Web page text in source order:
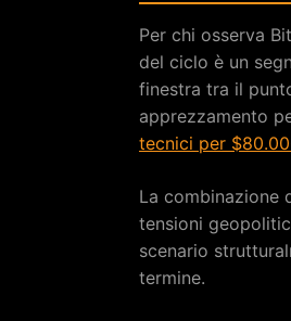
Per chi osserva
del ciclo è un
finestra tra il
apprezzamento
tecnici per
La combinazione
tensioni
scenario
termine.